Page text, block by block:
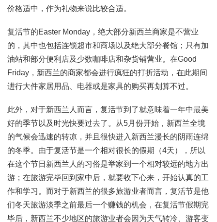
价格适中，作为礼物来说比较合适。
复活节的Easter Monday，绝大部分新西兰商家是不营业
的，其中也包括连锁超市和商场以及绝大部分餐馆；只有加
油站和部分便利店及少数咖啡店和杂货铺营业。在Good
Friday，新西兰的商家都会进行疯狂的打折活动，在此期间
进行大件家居用品、电器或是家具的购买再划算不过。
此外，对于新西兰人而言，复活节到了就意味着一年中最美
好的季节以及时光快要过去了。从5月份开始，新西兰全境
的气候会迅速的转凉，并且很快进入新西兰漫长的阴雨连绵
的冬季。由于复活节是一个相对很长的假期（4天），所以
在这个节日新西兰人的习俗是举家到一个相对较远的地方出
游；在旅游完毕回到家中后，就要收下心来，开始认真的工
作和学习。而对于新西兰的很多旅游业者而言，复活节是他
们冬天旅游淡季之前最后一个赚钱的机会，在复活节假期完
毕后，新西兰不少地区的旅游业者会因为天气转冷、游客变